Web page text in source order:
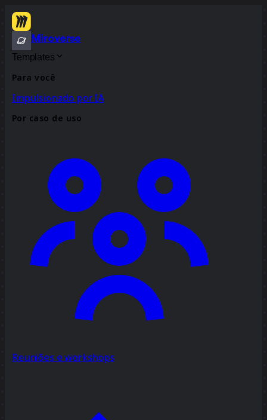
Miroverse
Templates
Para você
Impulsionado por IA
Por caso de uso
Reuniões e workshops